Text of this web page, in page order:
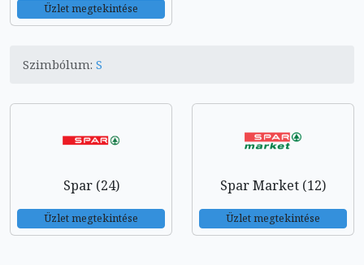
Üzlet megtekintése
Szimbólum: S
Spar (24)
Üzlet megtekintése
Spar Market (12)
Üzlet megtekintése